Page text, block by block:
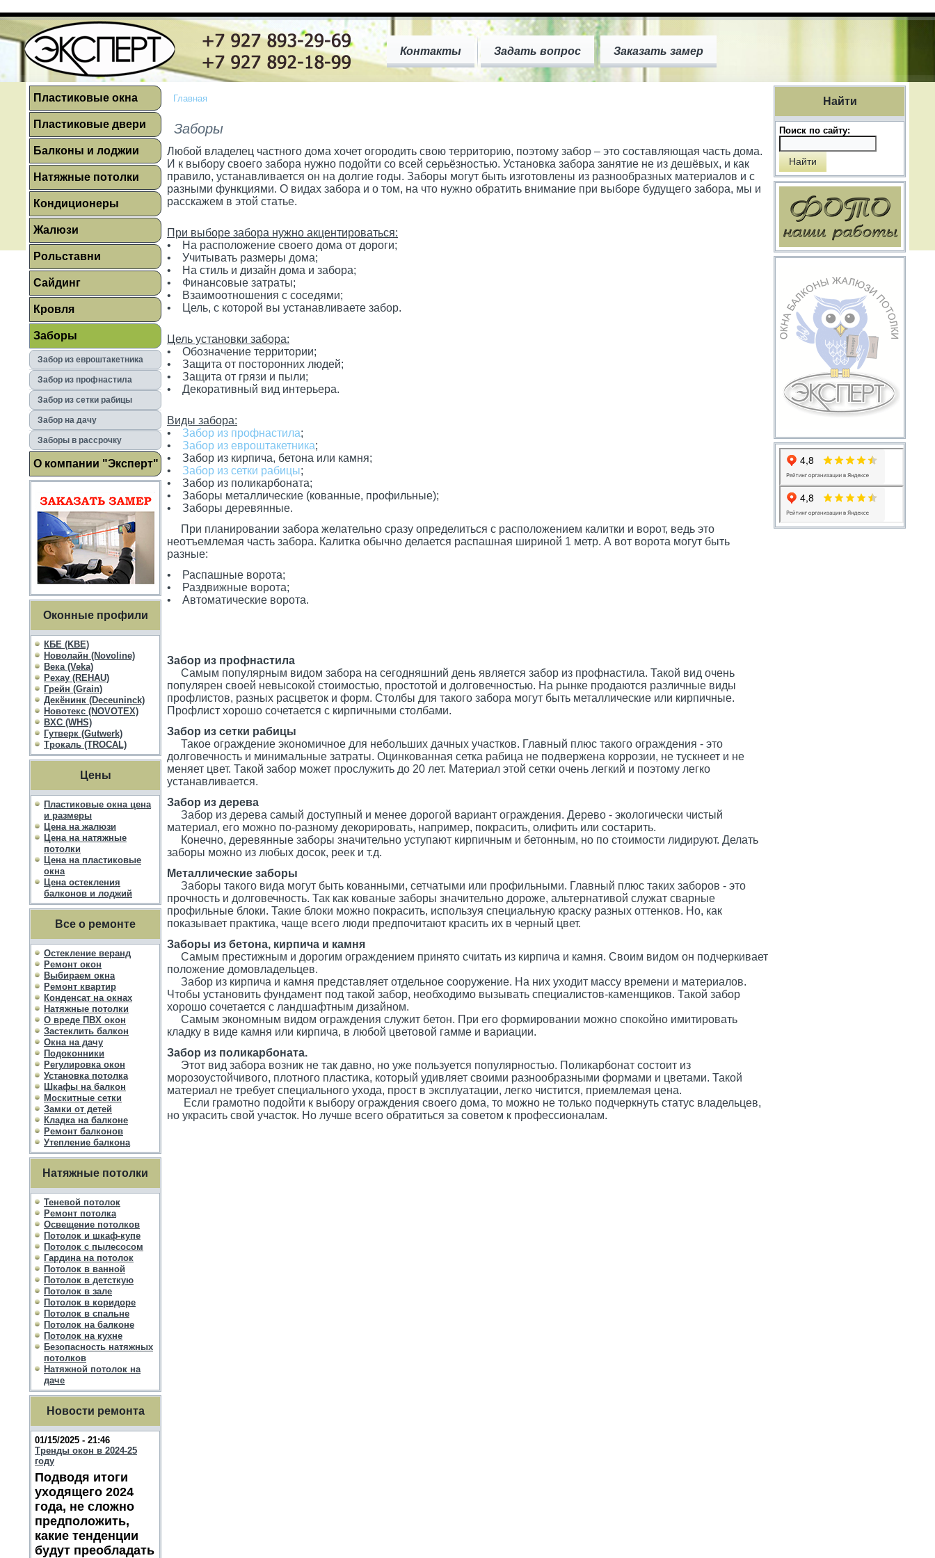
Контакты Задать вопрос Заказать замер
Пластиковые окна
Пластиковые двери
Балконы и лоджии
Натяжные потолки
Кондиционеры
Жалюзи
Рольставни
Сайдинг
Кровля
Заборы
Забор из евроштакетника
Забор из профнастила
Забор из сетки рабицы
Забор на дачу
Заборы в рассрочку
О компании "Эксперт"
Оконные профили
КБЕ (KBE)
Новолайн (Novoline)
Века (Veka)
Рехау (REHAU)
Грейн (Grain)
Декёнинк (Deceuninck)
Новотекс (NOVOTEX)
ВХС (WHS)
Гутверк (Gutwerk)
Трокаль (TROCAL)
Цены
Пластиковые окна цена
и размеры
Цена на жалюзи
Цена на натяжные
потолки
Цена на пластиковые
окна
Цена остекления
балконов и лоджий
Все о ремонте
Остекление веранд
Ремонт окон
Выбираем окна
Ремонт квартир
Конденсат на окнах
Натяжные потолки
О вреде ПВХ окон
Застеклить балкон
Окна на дачу
Подоконники
Регулировка окон
Установка потолка
Шкафы на балкон
Москитные сетки
Замки от детей
Кладка на балконе
Ремонт балконов
Утепление балкона
Натяжные потолки
Теневой потолок
Ремонт потолка
Освещение потолков
Потолок и шкаф-купе
Потолок с пылесосом
Гардина на потолок
Потолок в ванной
Потолок в детсткую
Потолок в зале
Потолок в коридоре
Потолок в спальне
Потолок на балконе
Потолок на кухне
Безопасность натяжных
потолков
Натяжной потолок на
даче
Новости ремонта
01/15/2025 - 21:46
Тренды окон в 2024-25
году
Подводя итоги
уходящего 2024
года, не сложно
предположить,
какие тенденции
будут преобладать
Главная
Заборы
Любой владелец частного дома хочет огородить свою территорию, поэтому забор – это составляющая часть дома.
И к выбору своего забора нужно подойти со всей серьёзностью. Установка забора занятие не из дешёвых, и как
правило, устанавливается он на долгие годы. Заборы могут быть изготовлены из разнообразных материалов и с
разными функциями. О видах забора и о том, на что нужно обратить внимание при выборе будущего забора, мы и
расскажем в этой статье.
При выборе забора нужно акцентироваться:
• На расположение своего дома от дороги;
• Учитывать размеры дома;
• На стиль и дизайн дома и забора;
• Финансовые затраты;
• Взаимоотношения с соседями;
• Цель, с которой вы устанавливаете забор.
Цель установки забора:
• Обозначение территории;
• Защита от посторонних людей;
• Защита от грязи и пыли;
• Декоративный вид интерьера.
Виды забора:
• Забор из профнастила;
• Забор из евроштакетника;
• Забор из кирпича, бетона или камня;
• Забор из сетки рабицы;
• Забор из поликарбоната;
• Заборы металлические (кованные, профильные);
• Заборы деревянные.
При планировании забора желательно сразу определиться с расположением калитки и ворот, ведь это
неотъемлемая часть забора. Калитка обычно делается распашная шириной 1 метр. А вот ворота могут быть
разные:
• Распашные ворота;
• Раздвижные ворота;
• Автоматические ворота.
Забор из профнастила
Самым популярным видом забора на сегодняшний день является забор из профнастила. Такой вид очень
популярен своей невысокой стоимостью, простотой и долговечностью. На рынке продаются различные виды
профлистов, разных расцветок и форм. Столбы для такого забора могут быть металлические или кирпичные.
Профлист хорошо сочетается с кирпичными столбами.
Забор из сетки рабицы
Такое ограждение экономичное для небольших дачных участков. Главный плюс такого ограждения - это
долговечность и минимальные затраты. Оцинкованная сетка рабица не подвержена коррозии, не тускнеет и не
меняет цвет. Такой забор может прослужить до 20 лет. Материал этой сетки очень легкий и поэтому легко
устанавливается.
Забор из дерева
Забор из дерева самый доступный и менее дорогой вариант ограждения. Дерево - экологически чистый
материал, его можно по-разному декорировать, например, покрасить, олифить или состарить.
Конечно, деревянные заборы значительно уступают кирпичным и бетонным, но по стоимости лидируют. Делать
заборы можно из любых досок, реек и т.д.
Металлические заборы
Заборы такого вида могут быть кованными, сетчатыми или профильными. Главный плюс таких заборов - это
прочность и долговечность. Так как кованые заборы значительно дороже, альтернативой служат сварные
профильные блоки. Такие блоки можно покрасить, используя специальную краску разных оттенков. Но, как
показывает практика, чаще всего люди предпочитают красить их в черный цвет.
Заборы из бетона, кирпича и камня
Самым престижным и дорогим ограждением принято считать из кирпича и камня. Своим видом он подчеркивает
положение домовладельцев.
Забор из кирпича и камня представляет отдельное сооружение. На них уходит массу времени и материалов.
Чтобы установить фундамент под такой забор, необходимо вызывать специалистов-каменщиков. Такой забор
хорошо сочетается с ландшафтным дизайном.
Самым экономным видом ограждения служит бетон. При его формировании можно спокойно имитировать
кладку в виде камня или кирпича, в любой цветовой гамме и вариации.
Забор из поликарбоната.
Этот вид забора возник не так давно, но уже пользуется популярностью. Поликарбонат состоит из
морозоустойчивого, плотного пластика, который удивляет своими разнообразными формами и цветами. Такой
материал не требует специального ухода, прост в эксплуатации, легко чистится, приемлемая цена.
Если грамотно подойти к выбору ограждения своего дома, то можно не только подчеркнуть статус владельцев,
но украсить свой участок. Но лучше всего обратиться за советом к профессионалам.
Найти
Поиск по сайту: